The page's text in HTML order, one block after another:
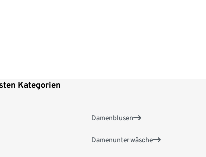
Kategorien
Damenblusen
Damenunterwäsche